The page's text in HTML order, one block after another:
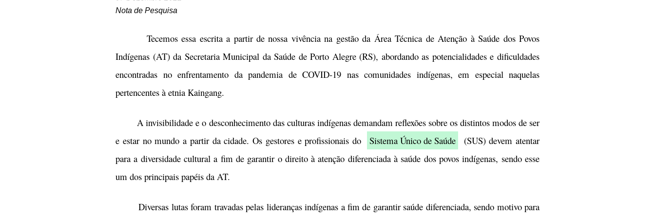
Nota de Pesquisa
Tecemos essa escrita a partir de nossa vivência na gestão da Área Técnica de Atenção à Saúde dos Povos
Indígenas (AT) da Secretaria Municipal da Saúde de Porto Alegre (RS), abordando as potencialidades e dificuldades
encontradas no enfrentamento da pandemia de COVID-19 nas comunidades indígenas, em especial naquelas
pertencentes à etnia Kaingang.
A invisibilidade e o desconhecimento das culturas indígenas demandam reflexões sobre os distintos modos de ser
e estar no mundo a partir da cidade. Os gestores e profissionais do
Sistema Único de Saúde
(SUS) devem atentar
para a diversidade cultural a fim de garantir o direito à atenção diferenciada à saúde dos povos indígenas, sendo esse
um dos principais papéis da AT.
Diversas lutas foram travadas pelas lideranças indígenas a fim de garantir saúde diferenciada, sendo motivo para